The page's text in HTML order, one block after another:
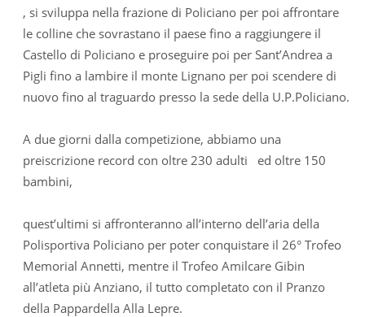
, si sviluppa nella frazione di Policiano per poi affrontare
le colline che sovrastano il paese fino a raggiungere il
Castello di Policiano e proseguire poi per Sant’Andrea a
Pigli fino a lambire il monte Lignano per poi scendere di
nuovo fino al traguardo presso la sede della U.P.Policiano.
A due giorni dalla competizione, abbiamo una
preiscrizione record con oltre 230 adulti ed oltre 150
bambini,
quest’ultimi si affronteranno all’interno dell’aria della
Polisportiva Policiano per poter conquistare il 26° Trofeo
Memorial Annetti, mentre il Trofeo Amilcare Gibin
all’atleta più Anziano, il tutto completato con il Pranzo
della Pappardella Alla Lepre.